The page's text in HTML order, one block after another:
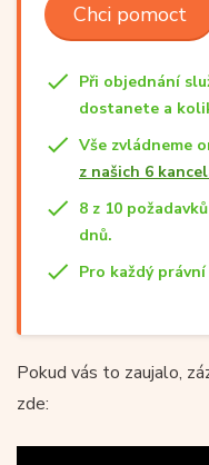
Chci pomoct
Při objednání
dostanete a
Vše zvládneme
z našich 6
8 z 10
dnů.
Pro každý
Pokud vás to zaujalo,
zde: